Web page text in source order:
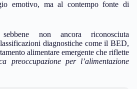
emotivo, ma al contempo fonte di
sebbene non ancora riconosciuta
diagnostiche come il BED,
alimentare emergente che riflette
preoccupazione per l’alimentazione